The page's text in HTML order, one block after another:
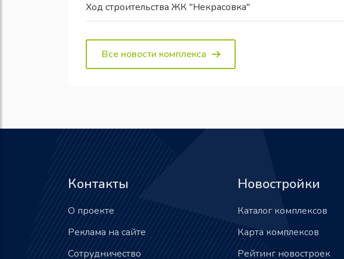
Ход строительства ЖК "Некрасовка"
Все новости комплекса
Контакты
О проекте
Реклама на сайте
Сотрудничество
Новостройки
Каталог комплексов
Карта комплексов
Рейтинг новостроек